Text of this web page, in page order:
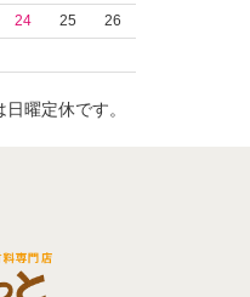
24 25
26
曜定休です。